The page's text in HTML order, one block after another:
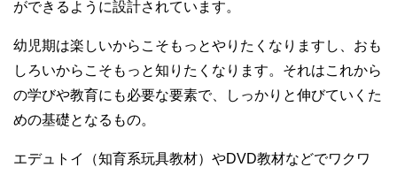
ができるように設計されています。
幼児期は楽しいからこそもっとやりたくなりますし、おも
しろいからこそもっと知りたくなります。それはこれから
の学びや教育にも必要な要素で、しっかりと伸びていくた
めの基礎となるもの。
エデュトイ（知育系玩具教材）やDVD教材などでワクワ